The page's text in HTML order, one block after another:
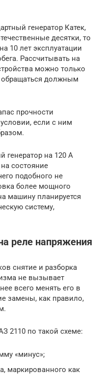
генератор Катек,
десятки, то
10 лет эксплуатации
Рассчитывать на
можно только
обращаться должным
прочности
если с ним
генератор на 120 А
состояние
подобного не
более мощного
машину планируется
систему,
реле напряжения
снятие и разборка
не вызывает
всего менять его в
замены, как правило,
2110 по такой схеме:
«минус»;
маркированного как